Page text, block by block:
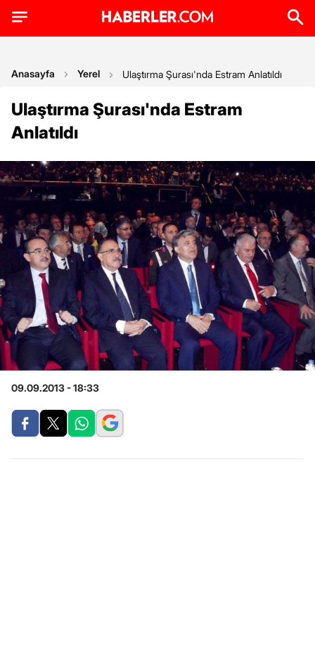
Anasayfa Yerel Ulaştırma Şurası'nda Estram Anlatıldı
Ulaştırma Şurası'nda Estram
Anlatıldı
09.09.2013 - 18:33